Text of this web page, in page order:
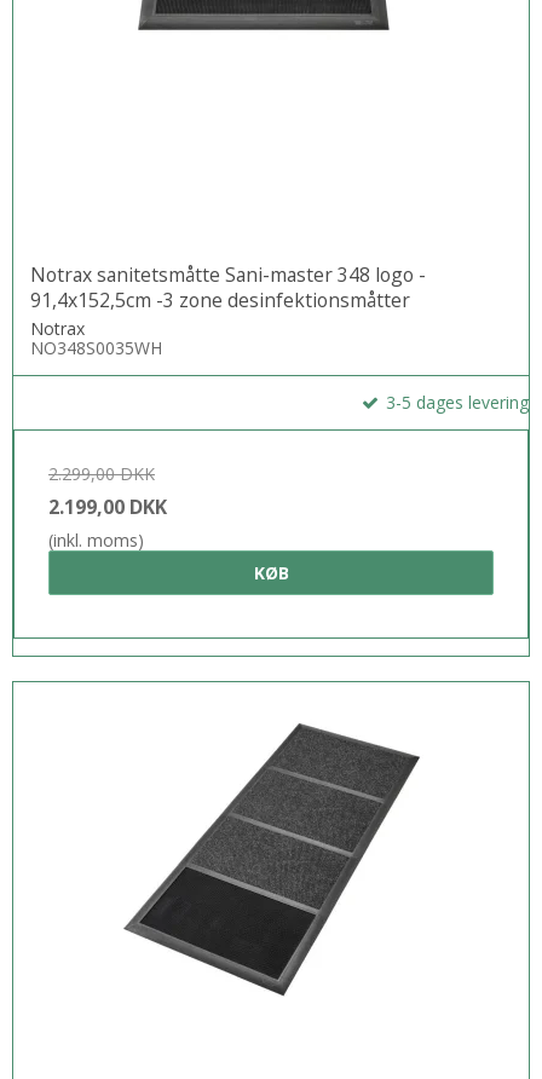
Notrax sanitetsmåtte Sani-master 348 logo -
91,4x152,5cm -3 zone desinfektionsmåtter
Notrax
NO348S0035WH
3-5 dages levering
2.299,00 DKK
2.199,00 DKK
(inkl. moms)
KØB